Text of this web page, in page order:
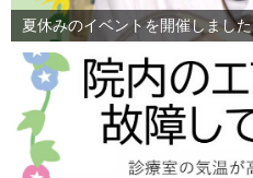
夏休みのイベントを開催しました